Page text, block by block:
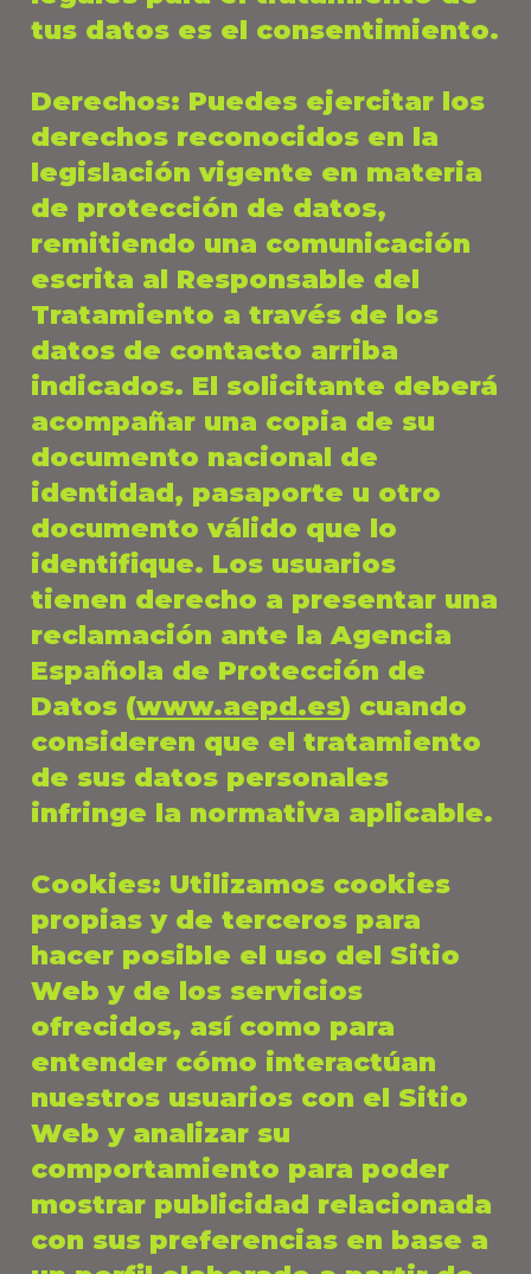
tus datos es el consentimiento.
Derechos: Puedes ejercitar los
derechos reconocidos en la
legislación vigente en materia
de protección de datos,
remitiendo una comunicación
escrita al Responsable del
Tratamiento a través de los
datos de contacto arriba
indicados. El solicitante deberá
acompañar una copia de su
documento nacional de
identidad, pasaporte u otro
documento válido que lo
identifique. Los usuarios
tienen derecho a presentar una
reclamación ante la Agencia
Española de Protección de
Datos (www.aepd.es) cuando
consideren que el tratamiento
de sus datos personales
infringe la normativa aplicable.
Cookies: Utilizamos cookies
propias y de terceros para
hacer posible el uso del Sitio
Web y de los servicios
ofrecidos, así como para
entender cómo interactúan
nuestros usuarios con el Sitio
Web y analizar su
comportamiento para poder
mostrar publicidad relacionada
con sus preferencias en base a